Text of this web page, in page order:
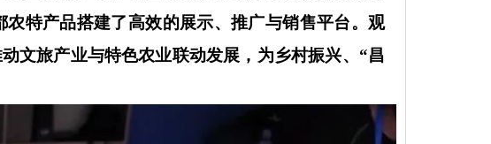
特产品搭建了高效的展示、推广与销售平台。观
文旅产业与特色农业联动发展，为乡村振兴、“昌